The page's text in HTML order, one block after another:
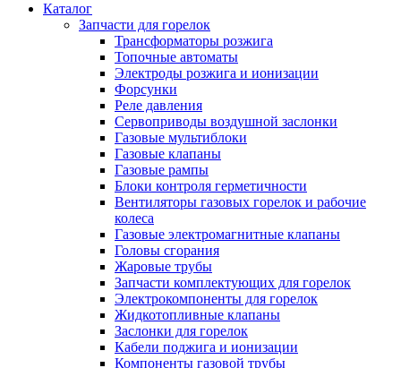
Каталог
Запчасти для горелок
Трансформаторы розжига
Топочные автоматы
Электроды розжига и ионизации
Форсунки
Реле давления
Сервоприводы воздушной заслонки
Газовые мультиблоки
Газовые клапаны
Газовые рампы
Блоки контроля герметичности
Вентиляторы газовых горелок и рабочие
колеса
Газовые электромагнитные клапаны
Головы сгорания
Жаровые трубы
Запчасти комплектующих для горелок
Электрокомпоненты для горелок
Жидкотопливные клапаны
Заслонки для горелок
Кабели поджига и ионизации
Компоненты газовой трубы